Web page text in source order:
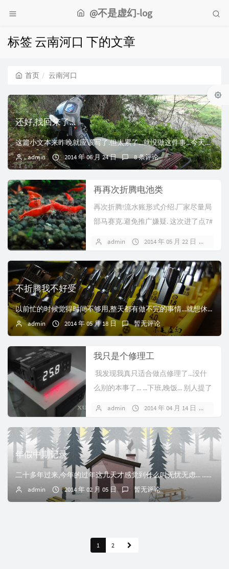
@不是虚幻-log
标签 云南河口 下的文章
首页 云南河口
还好,找回来了...
这篇小文本来昨晚就应该写了.但太累了...就没做这件事...今天特意抽时间记录下来!2014年6月23日 05:01:40 我还在梦周公下象棋的时候.被一...
admin 2014 年 06 月 24 日 8 条评论
再再次折腾电池类
再次折腾!流水账形式介绍.厂家尽量局
部马赛克.避免推广嫌疑. 这次进了点7#
admin 2014 年 05 月 22 日
不折腾我不好受
以前忙的时候觉得时间不够用,整天都有做不完的事情...就想休息.最近这段时间偷懒,事情少了.反而觉得自己不自在,手上不整点事情不舒服,心慌,气短.差点就嗝...
admin 2014 年 05 月 18 日 暂无评论
我只是个修理工
我发现我真只适合做点修理了...没什
么别的本事了... ...下班,晚饭... 别人提了
admin 2014 年 04 月 14 日
年假中期记录
二十多年过来,今年的过年这几天才感觉到什么叫无忧无虑... ...读书的时候,无忧无虑的日子过惯了.现在觉得那时候真是什么事情都不用想,什么事情都是船到桥...
admin 2014 年 02 月 05 日 暂无评论
1 2